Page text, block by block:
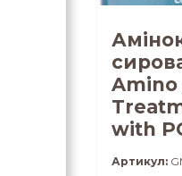
Amino
with
Артикул: